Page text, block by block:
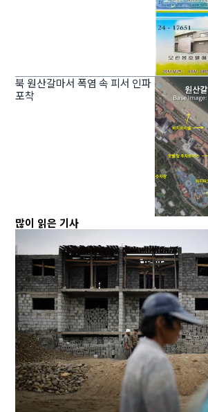
북 원산갈마서 폭염 속 피서 인파
포착
많이 읽은 기사